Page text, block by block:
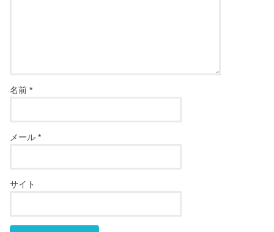
名前*
メール*
サイト